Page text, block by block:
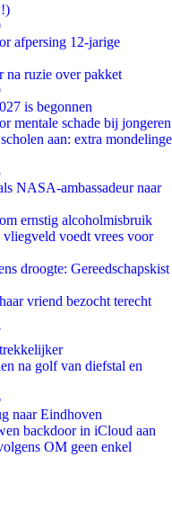
afpersing 12-jarige
na ruzie over pakket
is begonnen
mentale schade bij jongeren
aan: extra mondelinge
NASA-ambassadeur naar
ernstig alcoholmisbruik
voedt vrees voor
droogte: Gereedschapskist
vriend bezocht terecht
na golf van diefstal en
naar Eindhoven
backdoor in iCloud aan
OM geen enkel